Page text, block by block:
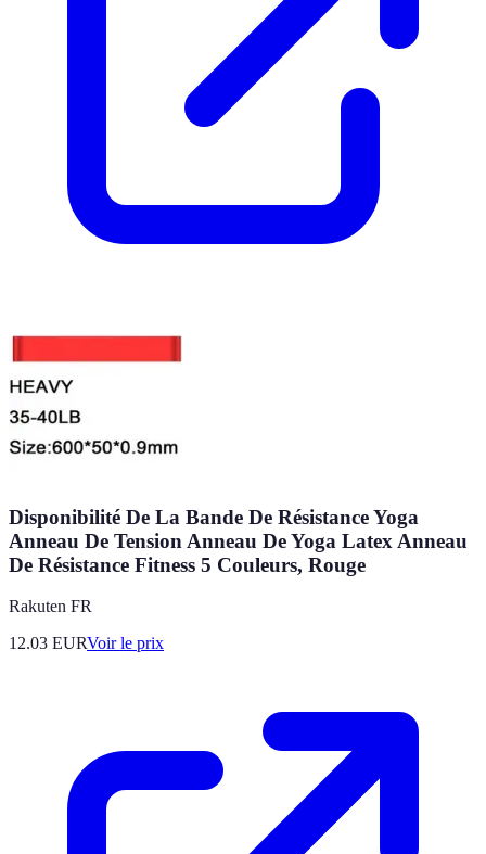
Disponibilité De La Bande De Résistance Yoga
Anneau De Tension Anneau De Yoga Latex Anneau
De Résistance Fitness 5 Couleurs, Rouge
Rakuten FR
12.03 EURVoir le prix